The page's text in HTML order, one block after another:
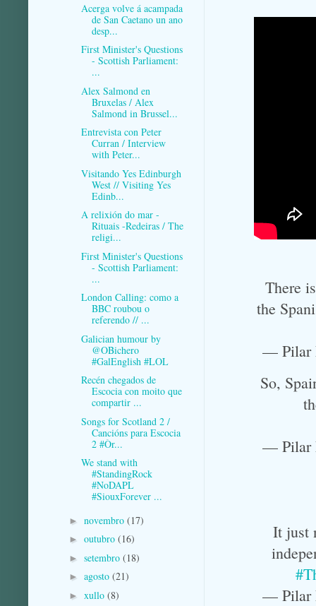
There
the
— Pilar
So,
— Pilar
It just
— Pilar
Acerga volve á acampada
de San Caetano un ano
desp...
First Minister's Questions
- Scottish Parliament:
...
Alex Salmond en
Bruxelas / Alex
Salmond in Brussel...
Entrevista con Peter
Curran / Interview
with Peter...
Visitando Yes Edinburgh
West // Visiting Yes
Edinb...
A relixión do mar -
Rituais -Redeiras / The
religi...
First Minister's Questions
- Scottish Parliament:
...
London Calling: como a
BBC roubou o
referendo // ...
Galician humour by
@OBichero
#GalEnglish #LOL
Recén chegados de
Escocia con moito que
compartir ...
Songs for Scotland 2 /
Cancións para Escocia
2 #Òr...
We stand with
#StandingRock
#NoDAPL
#SiouxForever ...
► novembro (17)
► outubro (16)
► setembro (18)
► agosto (21)
► xullo (8)